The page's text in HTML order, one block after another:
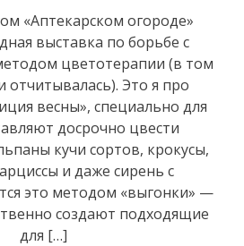
«Аптекарском огороде»
выставка по борьбе с
цветотерапии (в том
отчитывалась). Это я про
весны», специально для
досрочно цвести
кучи сортов, крокусы,
и даже сирень с
это методом «выгонки» —
создают подходящие
для […]